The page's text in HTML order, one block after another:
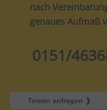
nach
genaues Aufmaß
0151/
Termin anfragen